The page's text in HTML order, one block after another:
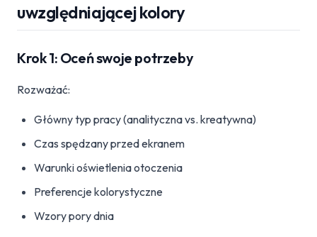
uwzględniającej kolory
Krok 1: Oceń swoje potrzeby
Rozważać:
Główny typ pracy (analityczna vs. kreatywna)
Czas spędzany przed ekranem
Warunki oświetlenia otoczenia
Preferencje kolorystyczne
Wzory pory dnia